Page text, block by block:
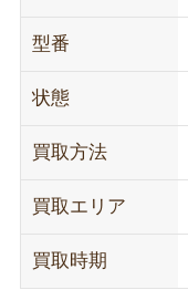
型番
状態
買取方法
買取エリア
買取時期